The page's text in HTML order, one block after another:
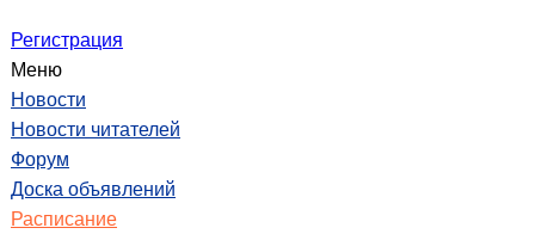
Регистрация
Меню
Новости
Новости читателей
Форум
Доска объявлений
Расписание